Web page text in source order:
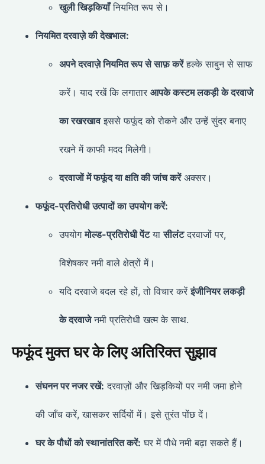
खुली खिड़कियाँनियमित रूप से।
नियमित दरवाज़े की देखभाल:
अपने दरवाज़े नियमित रूप से साफ़ करेंहल्के साबुन से साफ
करें। याद रखें कि लगातार आपके कस्टम लकड़ी के दरवाजे
का रखरखावइससे फफूंद को रोकने और उन्हें सुंदर बनाए
रखने में काफी मदद मिलेगी।
दरवाजों में फफूंद या क्षति की जांच करेंअक्सर।
फफूंद-प्रतिरोधी उत्पादों का उपयोग करें:
उपयोगमोल्ड-प्रतिरोधी पेंटयासीलंटदरवाजों पर,
विशेषकर नमी वाले क्षेत्रों में।
यदि दरवाजे बदल रहे हों, तो विचार करेंइंजीनियर लकड़ी
के दरवाजेनमी प्रतिरोधी खत्म के साथ.
फफूंद मुक्त घर के लिए अतिरिक्त सुझाव
संघनन पर नजर रखें: दरवाज़ों और खिड़कियों पर नमी जमा होने
की जाँच करें, खासकर सर्दियों में। इसे तुरंत पोंछ दें।
घर के पौधों को स्थानांतरित करें: घर में पौधे नमी बढ़ा सकते हैं।